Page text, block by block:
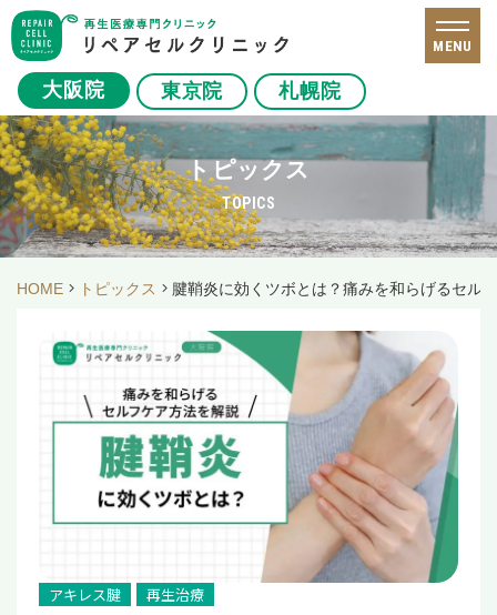
大阪院 東京院 札幌院
MENU
トピックス
TOPICS
HOME トピックス 腱鞘炎に効くツボとは？痛みを和らげるセル
アキレス腱 再生治療